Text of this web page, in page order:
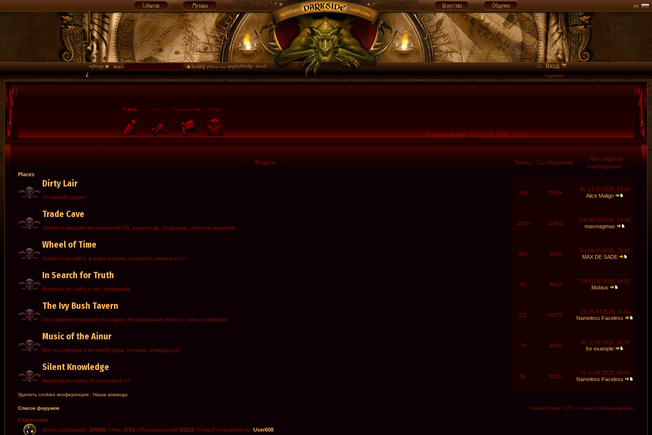
Вход
Текущее время: Сб 08.08.2026, 15:13
Форум Темы Сообщения
Последнее
сообщение
Places
Dirty Lair
Основной раздел
140 35804
Вс 14.12.2025, 23:04
Alice Malign
Trade Cave
Обмен и продажа музыкальной CD, видео и др. продукции, поиск музыкантов
2170 10462
Сб 08.08.2026, 13:18
maxmagmas
Wheel of Time
Новости на сайте, в мире музыки, концерты, анонсы и т.п.
950 3553
Пн 04.05.2026, 20:52
MAX DE SADE
In Search for Truth
Вопросы по сайту и тех. поддержка
61 4603
Сб 01.08.2026, 19:53
Mobius
The Ivy Bush Tavern
Обсуждение рецензий из раздела 'Музыкальные обзоры', новых альбомов
311 41575
Сб 25.07.2026, 11:04
Nameless Faceless
Music of the Ainur
Все что связано с музыкой (игра, техника, аппаратура)
74 4643
Вт 11.09.2018, 20:39
for example
Silent Knowledge
Философия, книги, психология и т.п.
50 5325
Чт 12.06.2025, 09:05
Nameless Faceless
Удалить cookies конференции | Наша команда
Список форумов Часовой пояс: UTC + 3 часа [ Летнее время ]
Статистика
Всего сообщений: 105965 | Тем: 3755 | Пользователей: 82118 | Новый пользователь: User608